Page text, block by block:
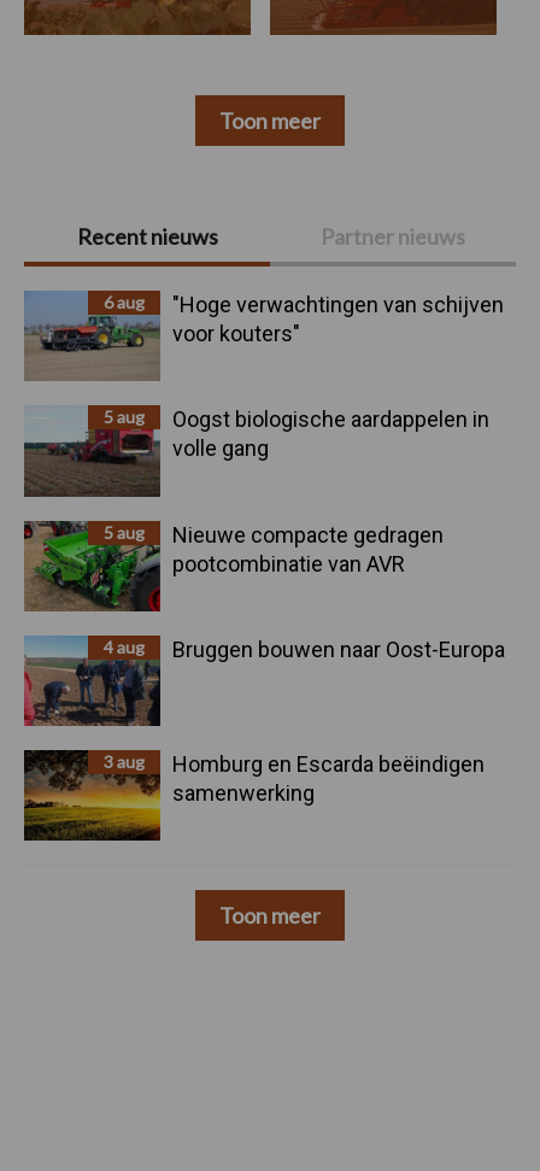
Primaire
Sidebar
Recent nieuws Partner nieuws
6 aug
"Hoge verwachtingen van schijven
voor kouters"
5 aug
Oogst biologische aardappelen in
volle gang
5 aug
Nieuwe compacte gedragen
pootcombinatie van AVR
4 aug Bruggen bouwen naar Oost-Europa
3 aug
Homburg en Escarda beëindigen
samenwerking
Toon meer
Toon meer